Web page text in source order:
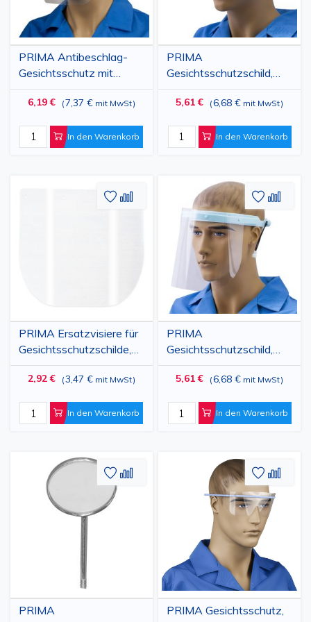
PRIMA Antibeschlag-
Gesichtsschutz mit
Nasenstütze, 10 Visiere,
25 x 17,5 cm
6,19 € (7,37 € mit MwSt)
In den Warenkorb
PRIMA
Gesichtsschutzschild,
28x19cm, 1 weißer
Rahmen und 10 Schilde
5,61 € (6,68 € mit MwSt)
In den Warenkorb
PRIMA Ersatzvisiere für
Gesichtsschutzschilde,
28 x 19 cm, beschlagfrei,
Kunststoff, 10 Stück
2,92 € (3,47 € mit MwSt)
In den Warenkorb
Zur
Wunschliste
Hinzufügen
vergleichen
PRIMA
Gesichtsschutzschild,
28x19cm, 1
türkisfarbener Rahmen
5,61 € (6,68 € mit MwSt)
In den Warenkorb
Zur
PRIMA
Zur
Wunschliste
Hinzufügen
PRIMA Gesichtsschutz,
Zur